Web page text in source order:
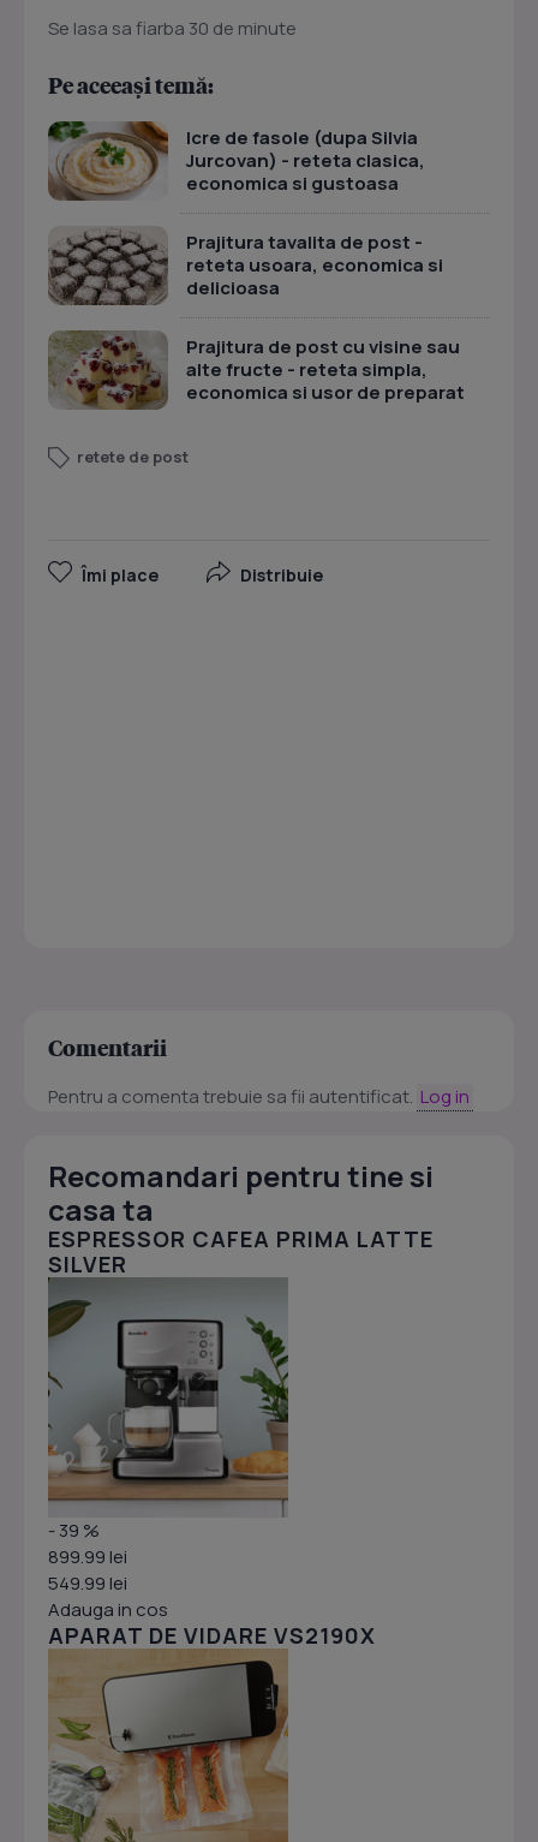
Se lasa sa fiarba 30 de minute
Pe aceeași temă:
Icre de fasole (dupa Silvia
Jurcovan) - reteta clasica,
economica si gustoasa
Prajitura tavalita de post -
reteta usoara, economica si
delicioasa
Prajitura de post cu visine sau
alte fructe - reteta simpla,
economica si usor de preparat
retete de post
Îmi place Distribuie
Comentarii
Pentru a comenta trebuie sa fii autentificat. Log in
Recomandari pentru tine si
casa ta
ESPRESSOR CAFEA PRIMA LATTE
SILVER
- 39 %
899.99 lei
549.99 lei
Adauga in cos
APARAT DE VIDARE VS2190X